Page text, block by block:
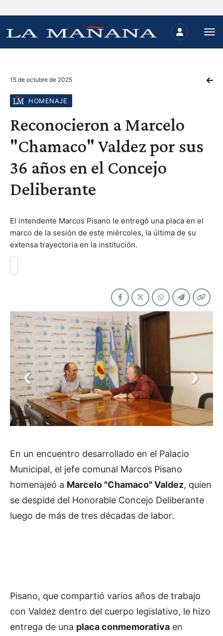
15 de octubre de 2025
HOMENAJE
Reconocieron a Marcelo
"Chamaco" Valdez por sus
36 años en el Concejo
Deliberante
El intendente Marcos Pisano le entregó una placa en el
marco de la sesión de este miércoles, la última de su
extensa trayectoria en la institución.
En un encuentro desarrollado en el Palacio
Municipal, el jefe comunal Marcos Pisano
homenajeó a Marcelo "Chamaco" Valdez, quien
se despide del Honorable Concejo Deliberante
luego de más de tres décadas de labor.
Pisano, que compartió varios años de trabajo
con Valdez dentro del cuerpo legislativo, le hizo
entrega de una placa conmemorativa en